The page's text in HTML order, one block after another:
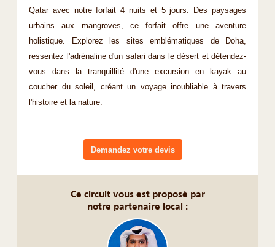
Qatar avec notre forfait 4 nuits et 5 jours. Des paysages
urbains aux mangroves, ce forfait offre une aventure
holistique. Explorez les sites emblématiques de Doha,
ressentez l'adrénaline d'un safari dans le désert et détendez-
vous dans la tranquillité d'une excursion en kayak au
coucher du soleil, créant un voyage inoubliable à travers
l'histoire et la nature.
Demandez votre devis
Ce circuit vous est proposé par
notre partenaire local :